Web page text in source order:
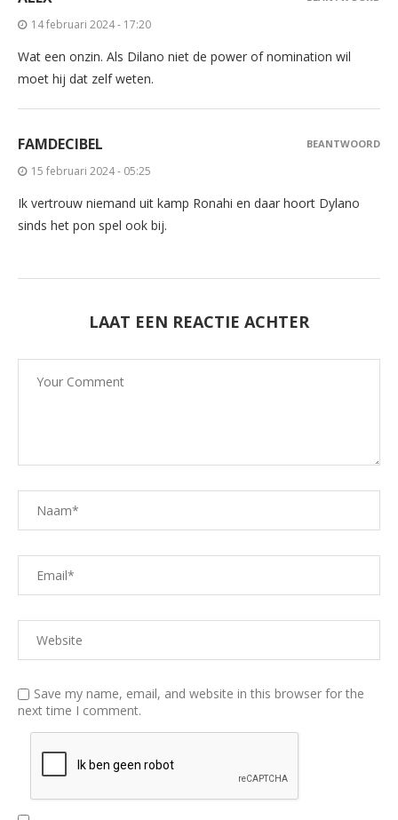
14 februari 2024 - 17:20
Wat een onzin. Als Dilano niet de power of nomination wil
moet hij dat zelf weten.
FAMDECIBEL
15 februari 2024 - 05:25
Ik vertrouw niemand uit kamp Ronahi en daar hoort Dylano
sinds het pon spel ook bij.
BEANTWOORD
LAAT EEN REACTIE ACHTER
Save my name, email, and website in this browser for the
next time I comment.